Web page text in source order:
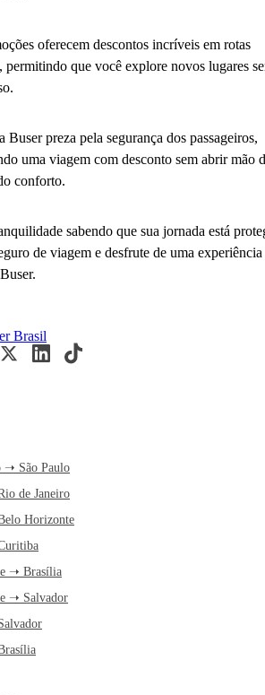
oferecem descontos incríveis em rotas
permitindo que você explore novos lugares
Buser preza pela segurança dos passageiros,
uma viagem com desconto sem abrir mão
conforto.
sabendo que sua jornada está
de viagem e desfrute de uma experiência
➝ São Paulo
de Janeiro
Horizonte
➝ Brasília
➝ Salvador